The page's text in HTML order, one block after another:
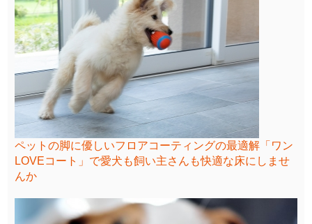
ペットの脚に優しいフロアコーティングの最適解「ワン
LOVEコート」で愛犬も飼い主さんも快適な床にしませ
んか